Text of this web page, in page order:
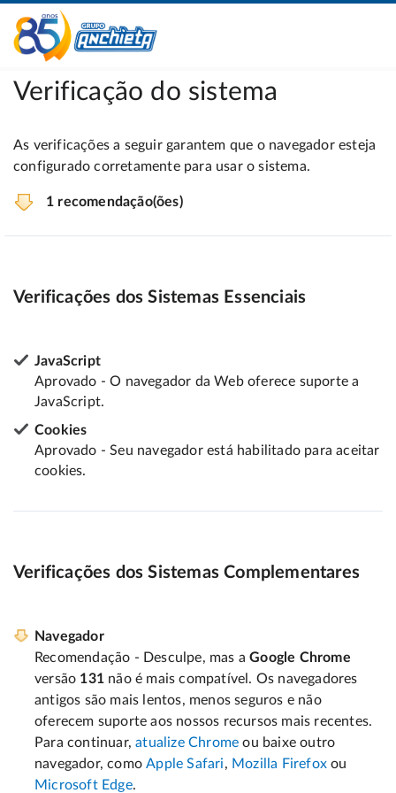
Verificação do sistema
As verificações a seguir garantem que o navegador esteja
configurado corretamente para usar o sistema.
1 recomendação(ões)
Verificações dos Sistemas Essenciais
JavaScript
Aprovado - O navegador da Web oferece suporte a
JavaScript.
Cookies
Aprovado - Seu navegador está habilitado para aceitar
cookies.
Verificações dos Sistemas Complementares
Navegador
Recomendação - Desculpe, mas aGoogle Chrome
versão 131 não é mais compatível. Os navegadores
antigos são mais lentos, menos seguros e não
oferecem suporte aos nossos recursos mais recentes.
Para continuar,atualize Chrome ou baixe outro
navegador, comoApple Safari, Mozilla Firefox ou
Microsoft Edge.